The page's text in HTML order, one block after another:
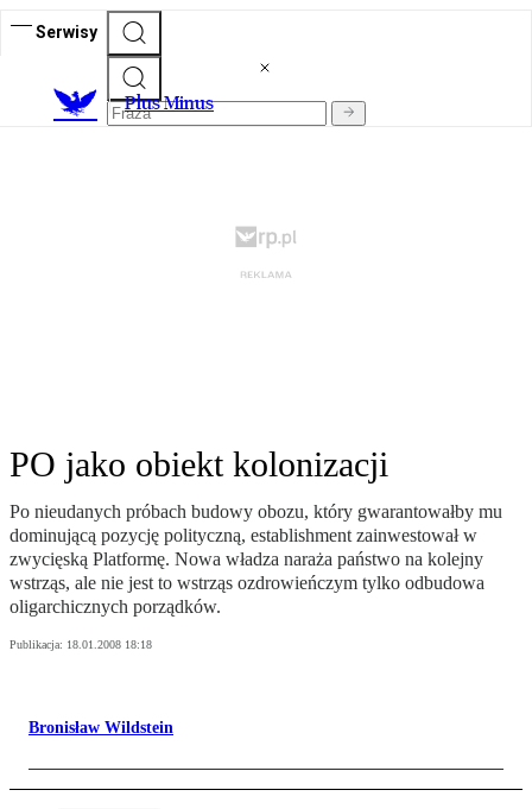
Serwisy
Plus Minus
PO jako obiekt kolonizacji
Po nieudanych próbach budowy obozu, który gwarantowałby mu
dominującą pozycję polityczną, establishment zainwestował w
zwycięską Platformę. Nowa władza naraża państwo na kolejny
wstrząs, ale nie jest to wstrząs ozdrowieńczym tylko odbudowa
oligarchicznych porządków.
Publikacja: 18.01.2008 18:18
Bronisław Wildstein